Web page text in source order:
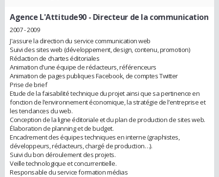
Agence L'Attitude90 - Directeur de la communication
2007 - 2009
J'assure la direction du service communication web
Suivi des sites web (développement, design, contenu, promotion)
Rédaction de chartes éditoriales
Animation d'une équipe de rédacteurs, référenceurs
Animation de pages publiques Facebook, de comptes Twitter
Prise de brief
Etude de la faisabilité technique du projet ainsi que sa pertinence en
fonction de l’environnement économique, la stratégie de l’entreprise et
les tendances du web.
Conception de la ligne éditoriale et du plan de production de sites web.
Élaboration de planning et de budget.
Encadrement des équipes techniques en interne (graphistes,
développeurs, rédacteurs, chargé de production…).
Suivi du bon déroulement des projets.
Veille technologique et concurrentielle.
Responsable du service formation médias